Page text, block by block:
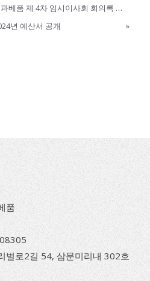
2023년 사회복지법인 나눔과베품 제 4차 임시이사회 회의록 공개
년 예산서 공개
»
품
벌로2길 54, 삼문미리내 302호